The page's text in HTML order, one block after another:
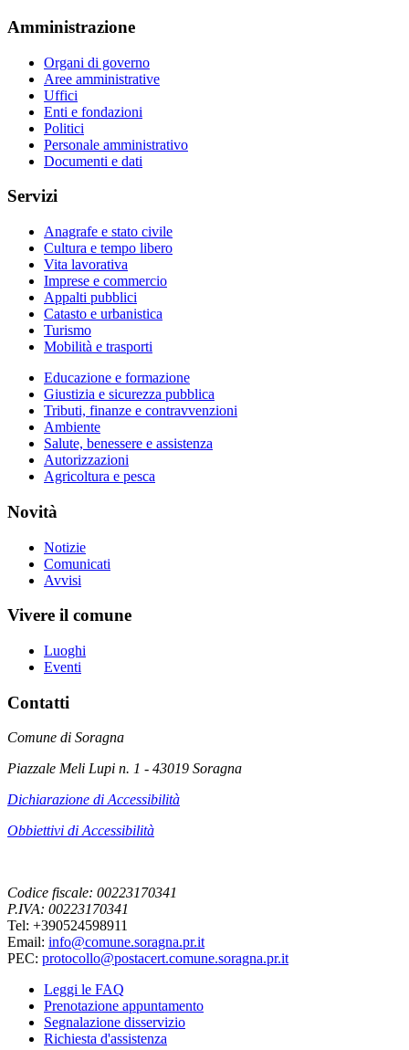
Amministrazione
Organi di governo
Aree amministrative
Uffici
Enti e fondazioni
Politici
Personale amministrativo
Documenti e dati
Servizi
Anagrafe e stato civile
Cultura e tempo libero
Vita lavorativa
Imprese e commercio
Appalti pubblici
Catasto e urbanistica
Turismo
Mobilità e trasporti
Educazione e formazione
Giustizia e sicurezza pubblica
Tributi, finanze e contravvenzioni
Ambiente
Salute, benessere e assistenza
Autorizzazioni
Agricoltura e pesca
Novità
Notizie
Comunicati
Avvisi
Vivere il comune
Luoghi
Eventi
Contatti
Comune di Soragna
Piazzale Meli Lupi n. 1 - 43019 Soragna
Dichiarazione di Accessibilità
Obbiettivi di Accessibilità
Codice fiscale: 00223170341
P.IVA: 00223170341
Tel: +390524598911
Email: info@comune.soragna.pr.it
PEC: protocollo@postacert.comune.soragna.pr.it
Leggi le FAQ
Prenotazione appuntamento
Segnalazione disservizio
Richiesta d'assistenza